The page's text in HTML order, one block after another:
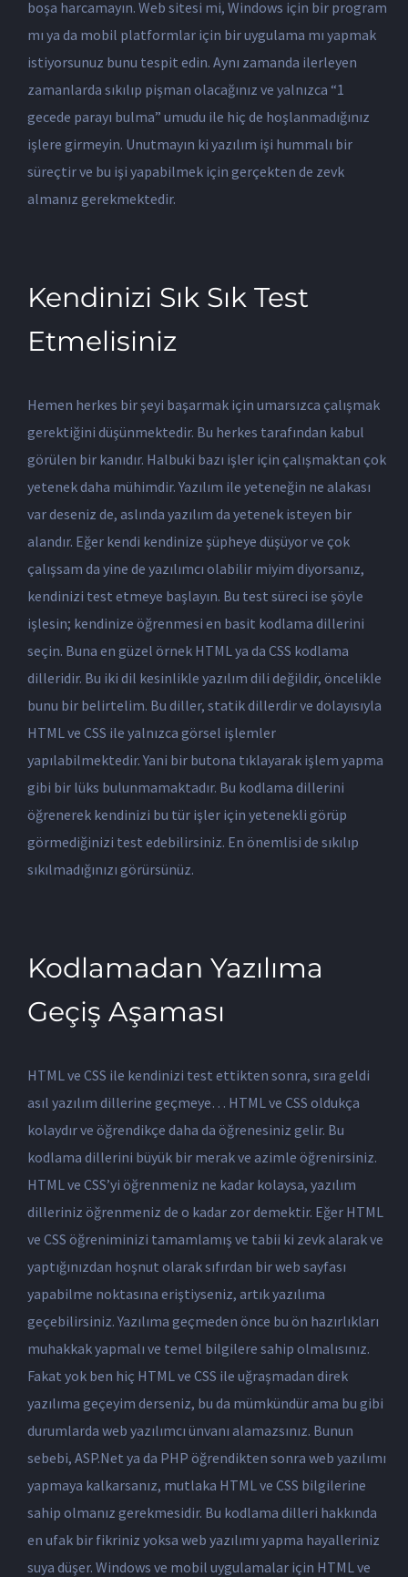
boşa harcamayın. Web sitesi mi, Windows için bir program
mı ya da mobil platformlar için bir uygulama mı yapmak
istiyorsunuz bunu tespit edin. Aynı zamanda ilerleyen
zamanlarda sıkılıp pişman olacağınız ve yalnızca “1
gecede parayı bulma” umudu ile hiç de hoşlanmadığınız
işlere girmeyin. Unutmayın ki yazılım işi hummalı bir
süreçtir ve bu işi yapabilmek için gerçekten de zevk
almanız gerekmektedir.
Kendinizi Sık Sık Test
Etmelisiniz
Hemen herkes bir şeyi başarmak için umarsızca çalışmak
gerektiğini düşünmektedir. Bu herkes tarafından kabul
görülen bir kanıdır. Halbuki bazı işler için çalışmaktan çok
yetenek daha mühimdir. Yazılım ile yeteneğin ne alakası
var deseniz de, aslında yazılım da yetenek isteyen bir
alandır. Eğer kendi kendinize şüpheye düşüyor ve çok
çalışsam da yine de yazılımcı olabilir miyim diyorsanız,
kendinizi test etmeye başlayın. Bu test süreci ise şöyle
işlesin; kendinize öğrenmesi en basit kodlama dillerini
seçin. Buna en güzel örnek HTML ya da CSS kodlama
dilleridir. Bu iki dil kesinlikle yazılım dili değildir, öncelikle
bunu bir belirtelim. Bu diller, statik dillerdir ve dolayısıyla
HTML ve CSS ile yalnızca görsel işlemler
yapılabilmektedir. Yani bir butona tıklayarak işlem yapma
gibi bir lüks bulunmamaktadır. Bu kodlama dillerini
öğrenerek kendinizi bu tür işler için yetenekli görüp
görmediğinizi test edebilirsiniz. En önemlisi de sıkılıp
sıkılmadığınızı görürsünüz.
Kodlamadan Yazılıma
Geçiş Aşaması
HTML ve CSS ile kendinizi test ettikten sonra, sıra geldi
asıl yazılım dillerine geçmeye… HTML ve CSS oldukça
kolaydır ve öğrendikçe daha da öğrenesiniz gelir. Bu
kodlama dillerini büyük bir merak ve azimle öğrenirsiniz.
HTML ve CSS’yi öğrenmeniz ne kadar kolaysa, yazılım
dilleriniz öğrenmeniz de o kadar zor demektir. Eğer HTML
ve CSS öğreniminizi tamamlamış ve tabii ki zevk alarak ve
yaptığınızdan hoşnut olarak sıfırdan bir web sayfası
yapabilme noktasına eriştiyseniz, artık yazılıma
geçebilirsiniz. Yazılıma geçmeden önce bu ön hazırlıkları
muhakkak yapmalı ve temel bilgilere sahip olmalısınız.
Fakat yok ben hiç HTML ve CSS ile uğraşmadan direk
yazılıma geçeyim derseniz, bu da mümkündür ama bu gibi
durumlarda web yazılımcı ünvanı alamazsınız. Bunun
sebebi, ASP.Net ya da PHP öğrendikten sonra web yazılımı
yapmaya kalkarsanız, mutlaka HTML ve CSS bilgilerine
sahip olmanız gerekmesidir. Bu kodlama dilleri hakkında
en ufak bir fikriniz yoksa web yazılımı yapma hayalleriniz
suya düşer. Windows ve mobil uygulamalar için HTML ve